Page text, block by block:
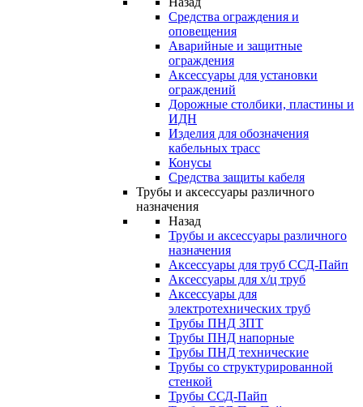
Средства ограждения и
оповещения
Аварийные и защитные
ограждения
Аксессуары для установки
ограждений
Дорожные столбики, пластины и
ИДН
Изделия для обозначения
кабельных трасс
Конусы
Средства защиты кабеля
Трубы и аксессуары различного
назначения
Назад
Трубы и аксессуары различного
назначения
Аксессуары для труб ССД-Пайп
Аксессуары для х/ц труб
Аксессуары для
электротехнических труб
Трубы ПНД ЗПТ
Трубы ПНД напорные
Трубы ПНД технические
Трубы со структурированной
стенкой
Трубы ССД-Пайп